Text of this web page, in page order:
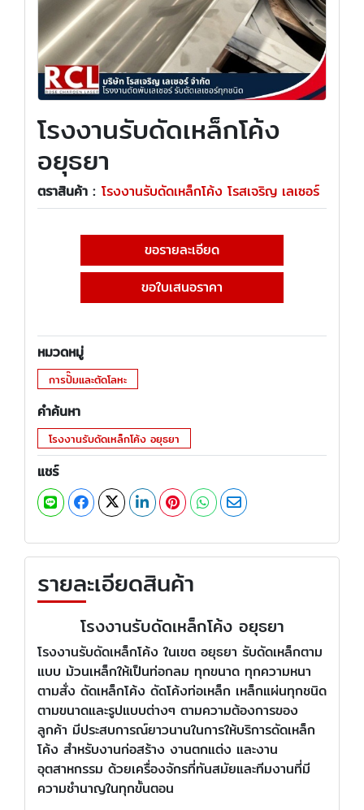
โรงงานรับดัดเหล็กโค้ง
อยุธยา
ตราสินค้า : โรงงานรับดัดเหล็กโค้ง โรสเจริญ เลเซอร์
ขอรายละเอียด
ขอใบเสนอราคา
หมวดหมู่
การปั๊มและตัดโลหะ
คำค้นหา
โรงงานรับดัดเหล็กโค้ง อยุธยา
แชร์
รายละเอียดสินค้า
โรงงานรับดัดเหล็กโค้ง อยุธยา
โรงงานรับดัดเหล็กโค้ง ในเขต อยุธยา รับดัดเหล็กตาม
แบบ ม้วนเหล็กให้เป็นท่อกลม ทุกขนาด ทุกความหนา
ตามสั่ง ดัดเหล็กโค้ง ดัดโค้งท่อเหล็ก เหล็กแผ่นทุกชนิด
ตามขนาดและรูปแบบต่างๆ ตามความต้องการของ
ลูกค้า มีประสบการณ์ยาวนานในการให้บริการดัดเหล็ก
โค้ง สำหรับงานก่อสร้าง งานตกแต่ง และงาน
อุตสาหกรรม ด้วยเครื่องจักรที่ทันสมัยและทีมงานที่มี
ความชำนาญในทุกขั้นตอน